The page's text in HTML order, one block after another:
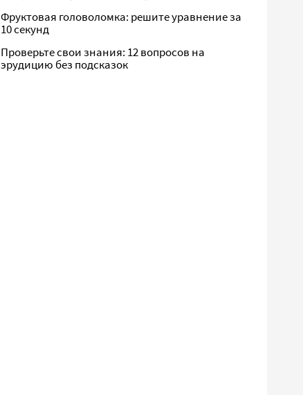
Фруктовая головоломка: решите уравнение за
10 секунд
Проверьте свои знания: 12 вопросов на
эрудицию без подсказок